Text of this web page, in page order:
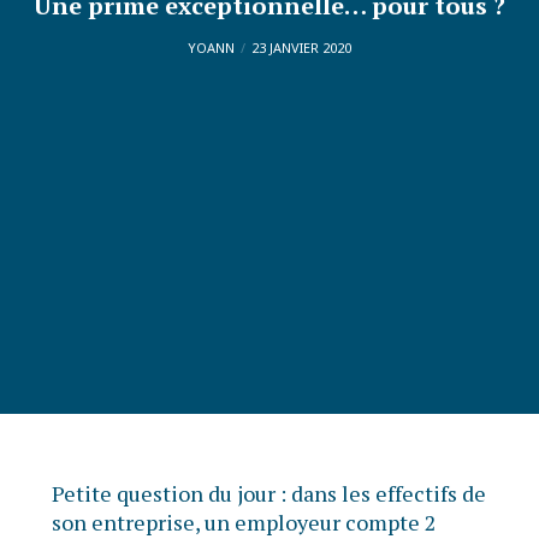
YOANN 23 JANVIER 2020
Petite question du jour : dans les effectifs de
son entreprise, un employeur compte 2